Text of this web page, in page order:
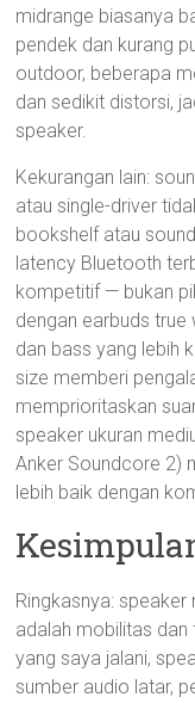
midrange biasanya
pendek dan kurang
outdoor, beberapa
dan sedikit distorsi,
speaker.
Kekurangan lain:
atau single-driver
bookshelf atau
latency Bluetooth
kompetitif — bukan
dengan earbuds
dan bass yang lebih
size memberi
memprioritaskan
speaker ukuran
Anker Soundcore 2)
lebih baik dengan
Ringkasnya: speaker
adalah mobilitas dan
yang saya jalani,
sumber audio latar,